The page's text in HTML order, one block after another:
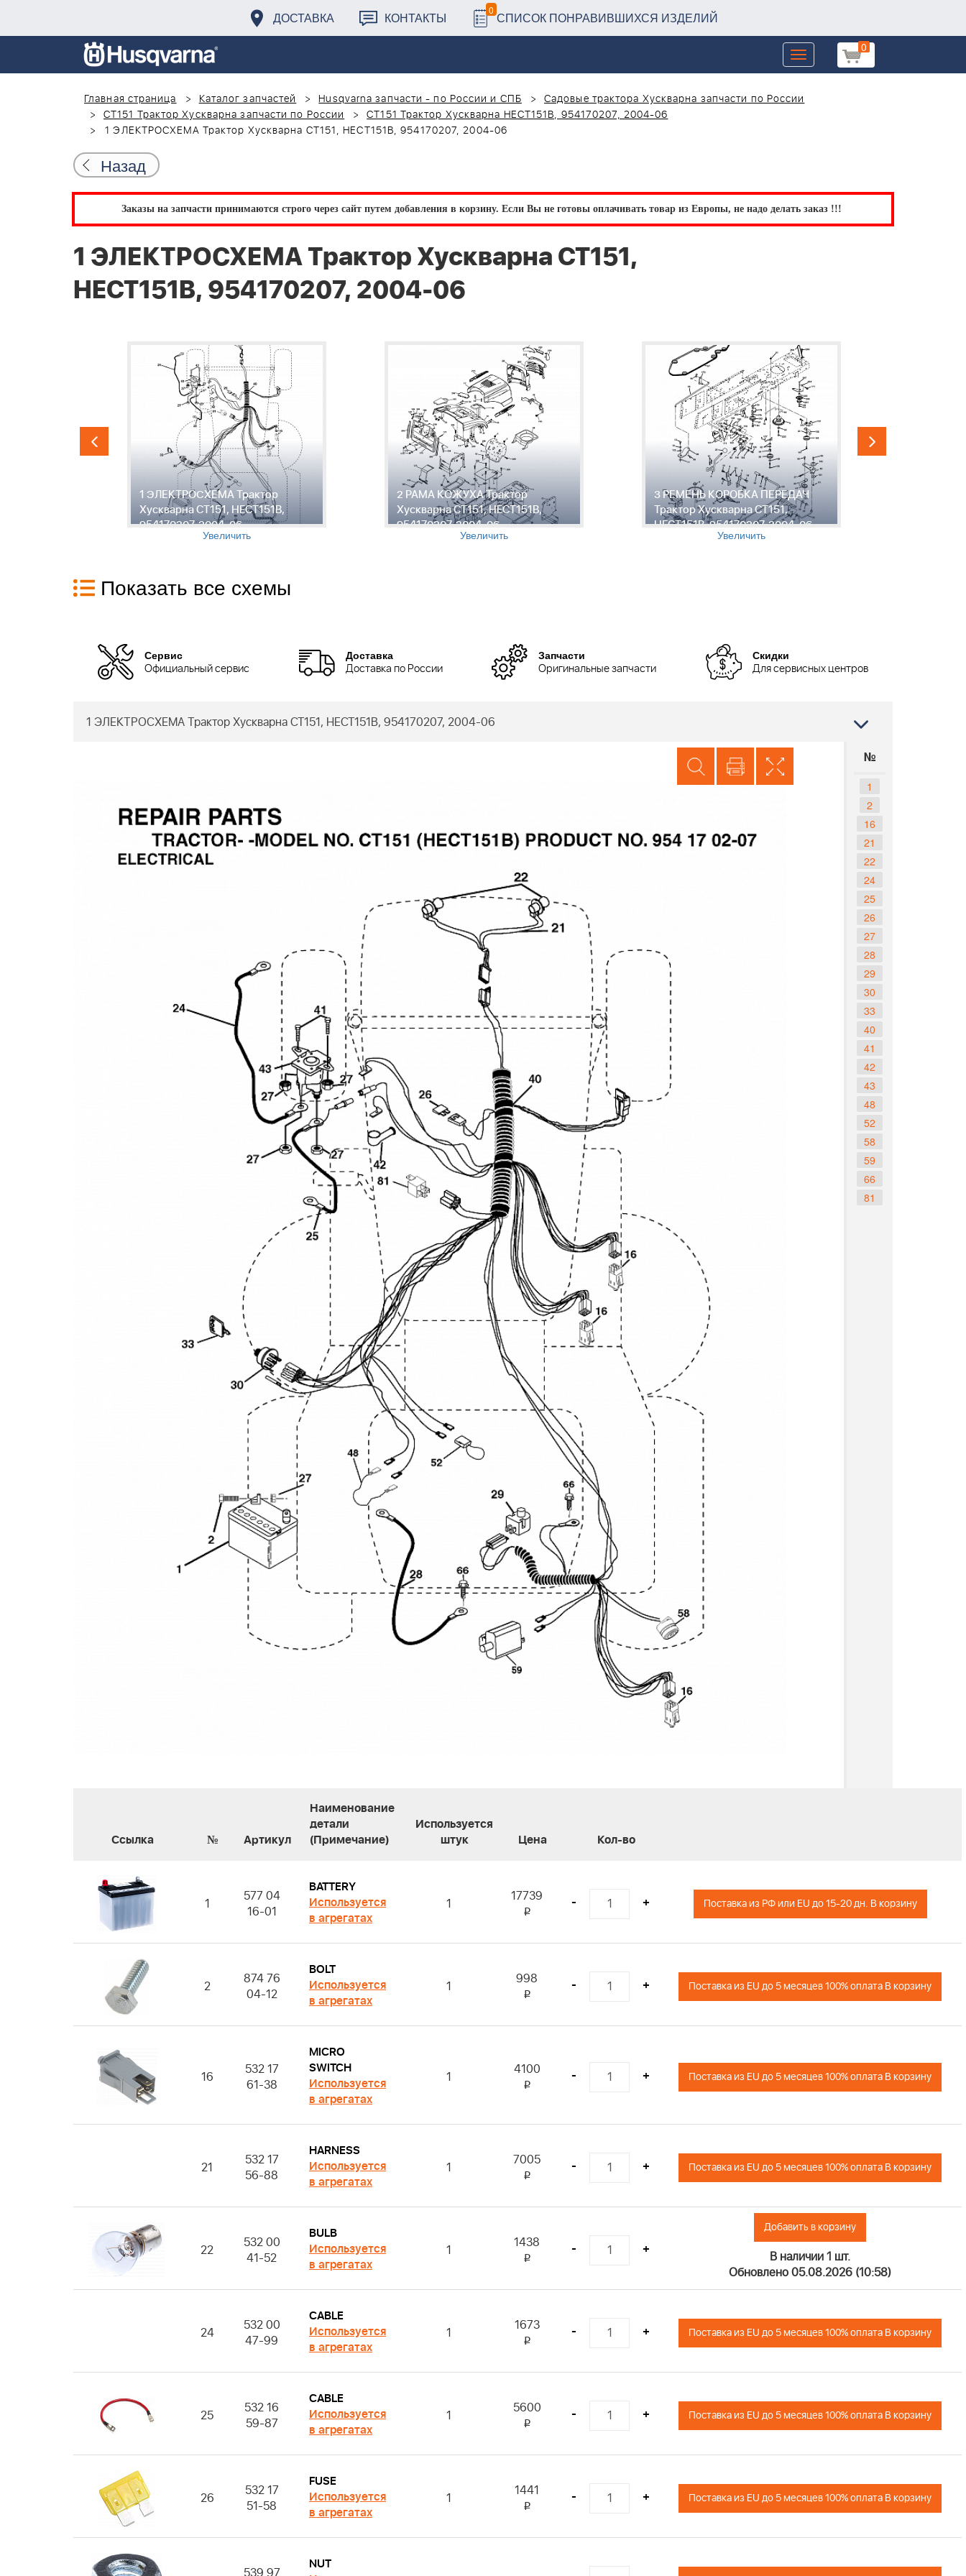
ДОСТАВКА КОНТАКТЫ 0 СПИСОК ПОНРАВИВШИХСЯ ИЗДЕЛИЙ
0
Toggle
navigation
Главная страница
Каталог запчастей Husqvarna запчасти - по России и СПБ
Садовые трактора Хускварна запчасти по России
CT151 Трактор Хускварна запчасти по России
CT151 Трактор Хускварна HECT151B, 954170207, 2004-06
1 ЭЛЕКТРОСХЕМА Трактор Хускварна CT151, HECT151B, 954170207, 2004-06
Назад
Заказы на запчасти принимаются строго через сайт путем добавления в корзину. Если Вы не готовы оплачивать товар из Европы, не надо делать заказ !!!
1 ЭЛЕКТРОСХЕМА Трактор Хускварна CT151,
HECT151B, 954170207, 2004-06
1 ЭЛЕКТРОСХЕМА Трактор
Хускварна CT151, HECT151B,
954170207, 2004-06
Увеличить
2 РАМА КОЖУХА Трактор
Хускварна CT151, HECT151B,
954170207, 2004-06
Увеличить
3 РЕМЕНЬ КОРОБКА ПЕРЕДАЧ
Трактор Хускварна CT151,
HECT151B, 954170207, 2004-06
Увеличить
Показать все схемы
Сервис
Официальный сервис
Доставка
Доставка по России
Запчасти
Оригинальные запчасти
Скидки
Для сервисных центров
1 ЭЛЕКТРОСХЕМА Трактор Хускварна CT151, HECT151B, 954170207, 2004-06
№
1
2
16
21
22
24
25
26
27
28
29
30
33
40
41
42
43
48
52
58
59
66
81
Ссылка № Артикул
Наименование
детали
(Примечание)
Используется
штук
Цена Кол-во
1
577 04
16-01
BATTERY
Используется
в агрегатах
1 17739
i
- + Поставка из РФ или EU до 15-20 дн. В корзину
2
874 76
04-12
BOLT
Используется
в агрегатах
1 998
i
- + Поставка из EU до 5 месяцев 100% оплата В корзину
16
532 17
61-38
MICRO
SWITCH
Используется
в агрегатах
1 4100
i
- + Поставка из EU до 5 месяцев 100% оплата В корзину
21
532 17
56-88
HARNESS
Используется
в агрегатах
1 7005
i
- + Поставка из EU до 5 месяцев 100% оплата В корзину
22
532 00
41-52
BULB
Используется
в агрегатах
1 1438
i
- +
Добавить в корзину
В наличии 1 шт.
Обновлено 05.08.2026 (10:58)
24
532 00
47-99
CABLE
Используется
в агрегатах
1 1673
i
- + Поставка из EU до 5 месяцев 100% оплата В корзину
25
532 16
59-87
CABLE
Используется
в агрегатах
1 5600
i
- + Поставка из EU до 5 месяцев 100% оплата В корзину
26
532 17
51-58
FUSE
Используется
в агрегатах
1 1441
i
- + Поставка из EU до 5 месяцев 100% оплата В корзину
NUT